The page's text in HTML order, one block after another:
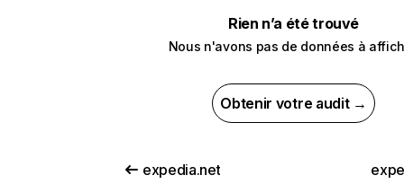
Rien n’a été trouvé
Nous n'avons pas de données à
Obtenir votre audit →
expedia.net